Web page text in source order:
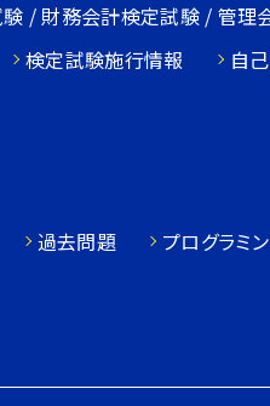
/ 財務会計検定試験 / 管理
検定試験施行情報 自
過去問題 プログラミ